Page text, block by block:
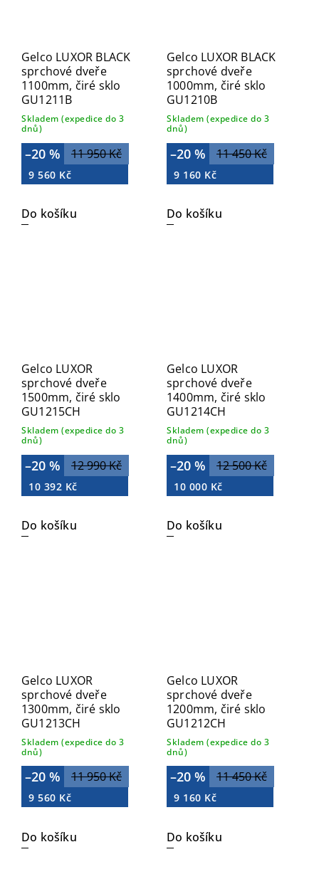
Gelco LUXOR BLACK
sprchové dveře
1100mm, čiré sklo
GU1211B
Skladem (expedice do 3
dnů)
11 950 Kč
–20 %
9 560 Kč
Do košíku
Gelco LUXOR BLACK
sprchové dveře
1000mm, čiré sklo
GU1210B
Skladem (expedice do 3
dnů)
11 450 Kč
–20 %
9 160 Kč
Do košíku
Gelco LUXOR
sprchové dveře
1500mm, čiré sklo
GU1215CH
Skladem (expedice do 3
dnů)
12 990 Kč
–20 %
10 392 Kč
Do košíku
Gelco LUXOR
sprchové dveře
1400mm, čiré sklo
GU1214CH
Skladem (expedice do 3
dnů)
12 500 Kč
–20 %
10 000 Kč
Do košíku
Gelco LUXOR
sprchové dveře
1300mm, čiré sklo
GU1213CH
Skladem (expedice do 3
dnů)
11 950 Kč
–20 %
9 560 Kč
Do košíku
Gelco LUXOR
sprchové dveře
1200mm, čiré sklo
GU1212CH
Skladem (expedice do 3
dnů)
11 450 Kč
–20 %
9 160 Kč
Do košíku